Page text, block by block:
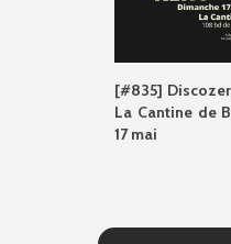
[#835]
La Cantine de
17 mai